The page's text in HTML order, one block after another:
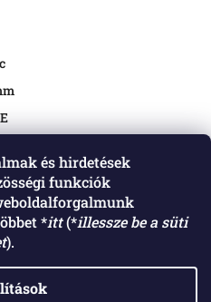
és hirdetések
funkciók
*itt(*illessze be a süti
).